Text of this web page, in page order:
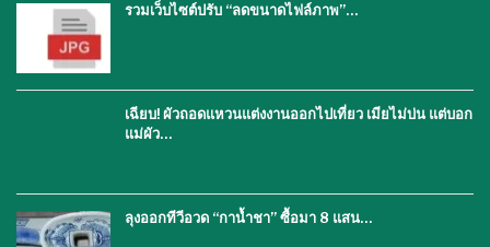
รวมเว็บไซต์ปรับ “ลดขนาดไฟล์ภาพ”…
เฉียบ! ผัวถอดแหวนแต่งงานออกไปเที่ยว เมียไม่บ่น แต่บอก
แม่ผัว…
ลุงออกทีวีอวด “กาน้ำชา” ซื้อมา 8 แสน…